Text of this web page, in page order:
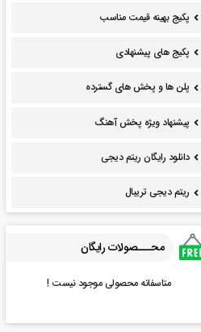
پکیج بهینه قیمت مناسب
پکیج های پیشنهادی
پلن ها و پخش های گسترده
پیشنهاد ویژه پخش آهنگ
دانلود رایگان ریتم دیجی
ریتم دیجی تریبال
محـــصولات رایگان
متاسفانه محصولی موجود نیست !